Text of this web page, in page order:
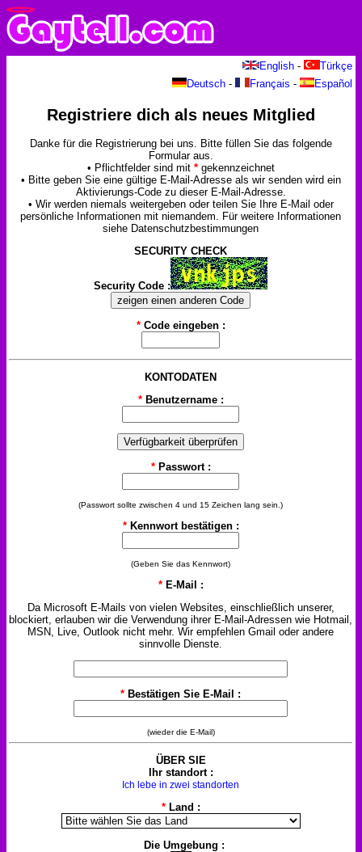
English -
Türkçe
Deutsch - Français - Español
Registriere dich als neues Mitglied
Danke für die Registrierung bei uns. Bitte füllen Sie das folgende
Formular aus.
• Pflichtfelder sind mit *gekennzeichnet
• Bitte geben Sie eine gültige E-Mail-Adresse als wir senden wird ein
Aktivierungs-Code zu dieser E-Mail-Adresse.
• Wir werden niemals weitergeben oder teilen Sie Ihre E-Mail oder
persönliche Informationen mit niemandem. Für weitere Informationen
siehe Datenschutzbestimmungen
SECURITY CHECK
Security Code :
*Code eingeben :
KONTODATEN
*Benutzername :
*Passwort :
(Passwort sollte zwischen 4 und 15 Zeichen lang sein.)
*Kennwort bestätigen :
(Geben Sie das Kennwort)
*E-Mail :
Da Microsoft E-Mails von vielen Websites, einschließlich unserer,
blockiert, erlauben wir die Verwendung ihrer E-Mail-Adressen wie Hotmail,
MSN, Live, Outlook nicht mehr. Wir empfehlen Gmail oder andere
sinnvolle Dienste.
* Bestätigen Sie E-Mail :
(wieder die E-Mail)
ÜBER SIE
Ihr standort :
Ich lebe in zwei standorten
*Land :
Die Umgebung :